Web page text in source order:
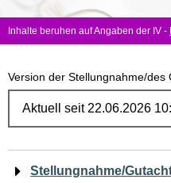
Inhalte beruhen auf Angaben der IV -
Version der Stellungnahme/des
Navigation
Stellungnahme/